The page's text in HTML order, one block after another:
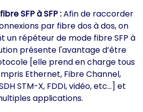
SFP à SFP :Afin de raccorder
par fibre dos à dos, on
un répéteur de mode fibre SFP à
présente l'avantage d’être
[elle prend en charge tous
Ethernet, Fibre Channel,
STM-X, FDDI, vidéo, etc…] et
applications.